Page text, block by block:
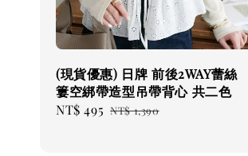
(現貨優惠) 日牌 前後2WAY蕾絲
簍空綁帶造型吊帶背心 共二色
Sale
NT$ 495 Regular
NT$ 1,390